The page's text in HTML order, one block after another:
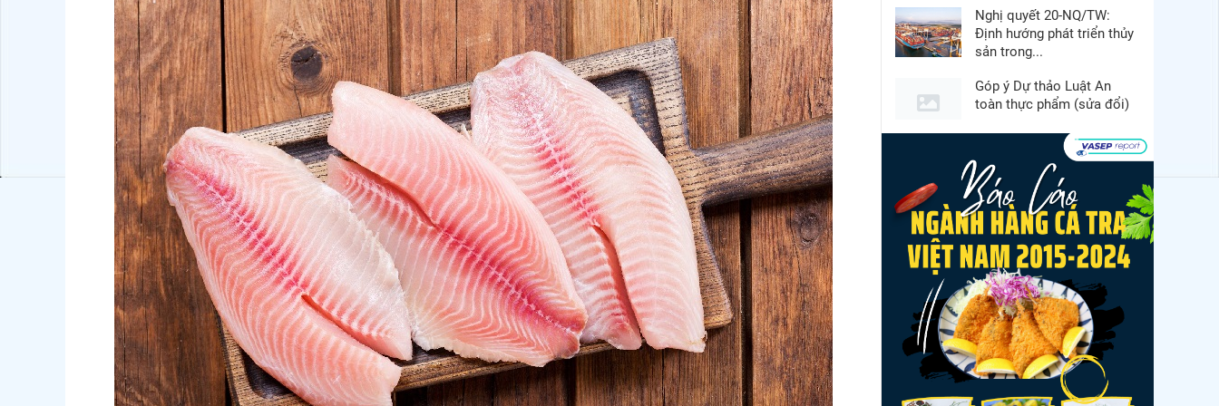
Nghị quyết 20-NQ/TW:
Định hướng phát triển thủy
sản trong...
Góp ý Dự thảo Luật An
toàn thực phẩm (sửa đổi)
Thuế Mục 301 và bài toán
thích ứng của tôm Việt tại
thị...
Xuất khẩu cá tra sang
CPTPP: Mở rộng cơ hội
cho hàng giá trị...
Xuất khẩu cá ngừ Việt
Nam sang Canada tăng
nhẹ, áp lực mới...
Nguồn cung giảm, giá cá
rô phi Trung Quốc tiếp tục
tăng